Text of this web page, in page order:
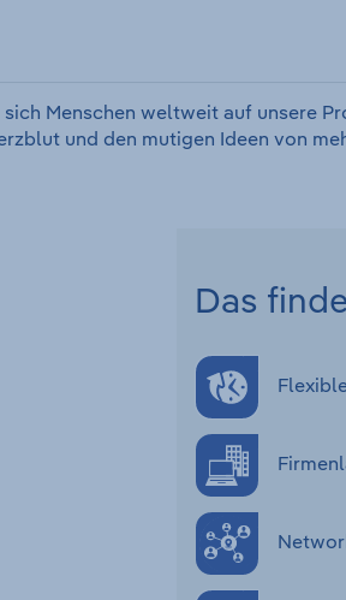
Menschen weltweit auf unsere
und den mutigen Ideen von
Das